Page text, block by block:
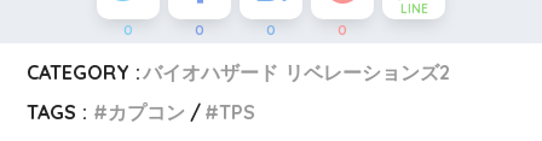
0 0 0 0
LINE
CATEGORY :バイオハザード リベレーションズ2
TAGS :
カプコン TPS